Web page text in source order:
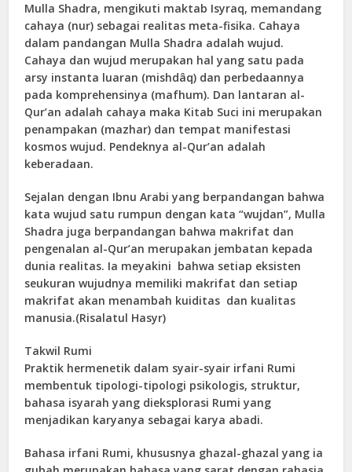
Mulla Shadra, mengikuti maktab Isyraq, memandang
cahaya (nur) sebagai realitas meta-fisika. Cahaya
dalam pandangan Mulla Shadra adalah wujud.
Cahaya dan wujud merupakan hal yang satu pada
arsy instanta luaran (mishdâq) dan perbedaannya
pada komprehensinya (mafhum). Dan lantaran al-
Qur’an adalah cahaya maka Kitab Suci ini merupakan
penampakan (mazhar) dan tempat manifestasi
kosmos wujud. Pendeknya al-Qur’an adalah
keberadaan.
Sejalan dengan Ibnu Arabi yang berpandangan bahwa
kata wujud satu rumpun dengan kata “wujdan”, Mulla
Shadra juga berpandangan bahwa makrifat dan
pengenalan al-Qur’an merupakan jembatan kepada
dunia realitas. Ia meyakini bahwa setiap eksisten
seukuran wujudnya memiliki makrifat dan setiap
makrifat akan menambah kuiditas dan kualitas
manusia.(Risalatul Hasyr)
Takwil Rumi
Praktik hermenetik dalam syair-syair irfani Rumi
membentuk tipologi-tipologi psikologis, struktur,
bahasa isyarah yang dieksplorasi Rumi yang
menjadikan karyanya sebagai karya abadi.
Bahasa irfani Rumi, khususnya ghazal-ghazal yang ia